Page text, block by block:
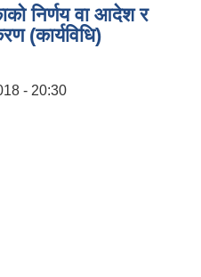
निर्णय वा आदेश र
(कार्यविधि)
- 20:30